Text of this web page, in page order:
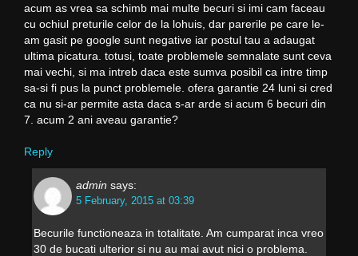
acum as vrea sa schimb mai multe becuri si imi cam faceau
cu ochiul preturile celor de la lohuis, dar parerile pe care le-
am gasit pe google sunt negative iar postul tau a adaugat
ultima picatura. totusi, toate problemele semnalate sunt ceva
mai vechi, si ma intreb daca este sumva posibil ca intre timp
sa-si fi pus la punct problemele. ofera garantie 24 luni si cred
ca nu si-ar permite asta daca s-ar arde si acum 6 becuri din
7. acum 2 ani aveau garantie?
Reply
admin says:
5 February, 2015 at 03:39
Becurile functioneaza in totalitate. Am cumparat inca vreo
30 de bucati ulterior si nu au mai avut nici o problema.